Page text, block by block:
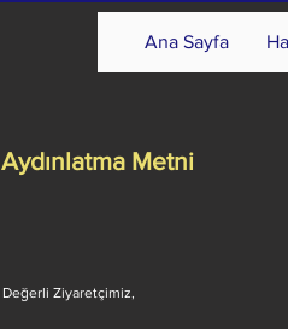
Ana Sayfa
Aydınlatma Metni
Değerli Ziyaretçimiz,